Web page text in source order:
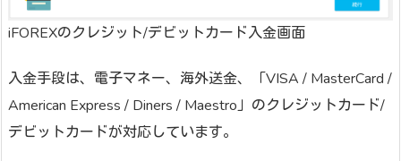
iFOREXのクレジット/デビットカード入金画面
入金手段は、電子マネー、海外送金、「VISA / MasterCard /
American Express / Diners / Maestro」のクレジットカード/
デビットカードが対応しています。